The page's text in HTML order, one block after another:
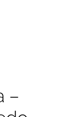
–